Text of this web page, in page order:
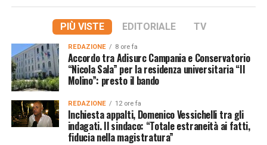
PIÙ VISTE EDITORIALE TV
REDAZIONE 8 ore fa
Accordo tra Adisurc Campania e Conservatorio
“Nicola Sala” per la residenza universitaria “Il
Molino”: presto il bando
REDAZIONE 12 ore fa
Inchiesta appalti, Domenico Vessichelli tra gli
indagati. Il sindaco: “Totale estraneità ai fatti,
fiducia nella magistratura”